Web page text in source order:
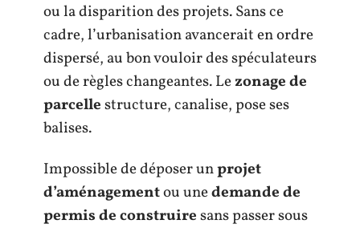
ou la disparition des projets. Sans ce
cadre, l’urbanisation avancerait en ordre
dispersé, au bon vouloir des spéculateurs
ou de règles changeantes. Lezonage de
parcellestructure, canalise, pose ses
balises.
Impossible de déposer unprojet
d’aménagementou unedemande de
permis de construiresans passer sous